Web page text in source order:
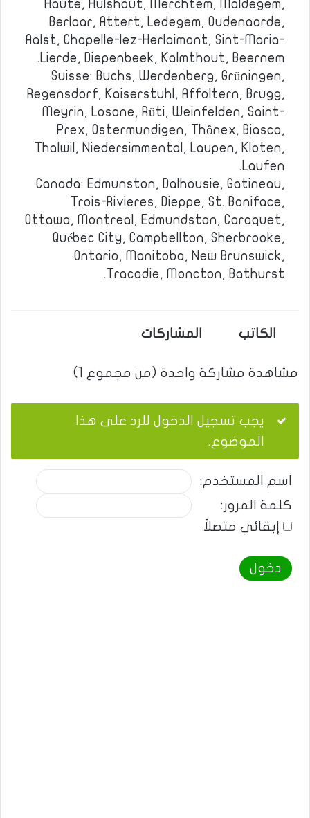
Haute, Hulshout, Merchtem, Maldegem,
Berlaar, Attert, Ledegem, Oudenaarde,
Aalst, Chapelle-lez-Herlaimont, Sint-Maria-
Lierde, Diepenbeek, Kalmthout, Beernem.
Suisse: Buchs, Werdenberg, Grüningen,
Regensdorf, Kaiserstuhl, Affoltern, Brugg,
Meyrin, Losone, Rüti, Weinfelden, Saint-
Prex, Ostermundigen, Thônex, Biasca,
Thalwil, Niedersimmental, Laupen, Kloten,
Laufen.
Canada: Edmunston, Dalhousie, Gatineau,
Trois-Rivieres, Dieppe, St. Boniface,
Ottawa, Montreal, Edmundston, Caraquet,
Québec City, Campbellton, Sherbrooke,
Ontario, Manitoba, New Brunswick,
Tracadie, Moncton, Bathurst.
الكاتب المشاركات
مشاهدة مشاركة واحدة (من مجموع 1)
يجب تسجيل الدخول للرد على هذا
الموضوع.
اسم المستخدم:
كلمة المرور:
إبقائي متصلاً
دخول